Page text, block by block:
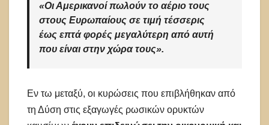
«Οι Αμερικανοί πωλούν το αέριο τους
στους Ευρωπαίους σε τιμή τέσσερις
έως επτά φορές μεγαλύτερη από αυτή
που είναι στην χώρα τους».
Εν τω μεταξύ, οι κυρώσεις που επιβλήθηκαν από
τη Δύση στις εξαγωγές ρωσικών ορυκτών